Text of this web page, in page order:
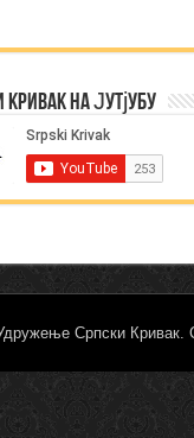
Кривак на Јутјубу
Српски Кривак.